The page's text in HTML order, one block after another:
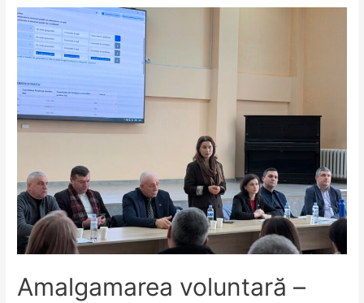
Amalgamarea voluntară –